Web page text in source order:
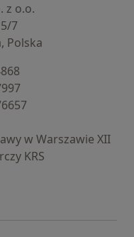
z o.o.
7
Polska
w Warszawie XII
KRS